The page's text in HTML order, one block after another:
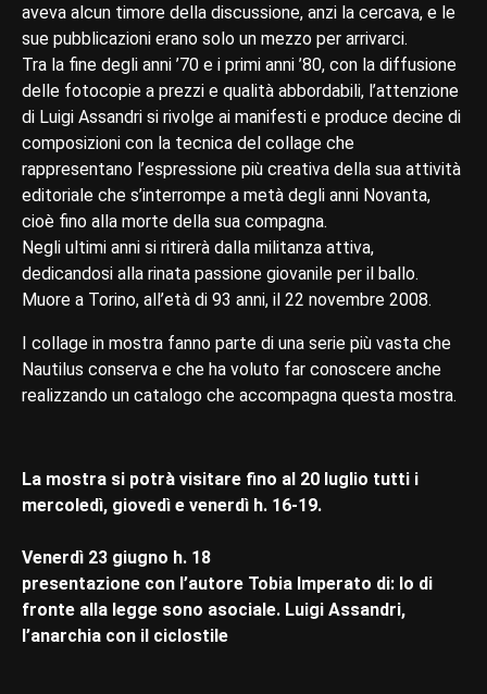
aveva alcun timore della discussione, anzi la cercava, e le
sue pubblicazioni erano solo un mezzo per arrivarci.
Tra la fine degli anni ’70 e i primi anni ’80, con la diffusione
delle fotocopie a prezzi e qualità abbordabili, l’attenzione
di Luigi Assandri si rivolge ai manifesti e produce decine di
composizioni con la tecnica del collage che
rappresentano l’espressione più creativa della sua attività
editoriale che s’interrompe a metà degli anni Novanta,
cioè fino alla morte della sua compagna.
Negli ultimi anni si ritirerà dalla militanza attiva,
dedicandosi alla rinata passione giovanile per il ballo.
Muore a Torino, all’età di 93 anni, il 22 novembre 2008.
I collage in mostra fanno parte di una serie più vasta che
Nautilus conserva e che ha voluto far conoscere anche
realizzando un catalogo che accompagna questa mostra.
La mostra si potrà visitare fino al 20 luglio tutti i
mercoledì, giovedì e venerdì h. 16-19.
Venerdì 23 giugno h. 18
presentazione con l’autore Tobia Imperato di: Io di
fronte alla legge sono asociale. Luigi Assandri,
l’anarchia con il ciclostile